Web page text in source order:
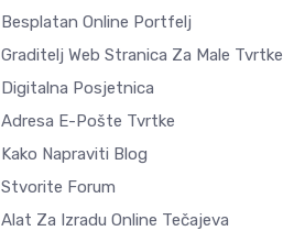
Besplatan Online Portfelj
Graditelj Web Stranica Za Male Tvrtke
Digitalna Posjetnica
Adresa E-Pošte Tvrtke
Kako Napraviti Blog
Stvorite Forum
Alat Za Izradu Online Tečajeva